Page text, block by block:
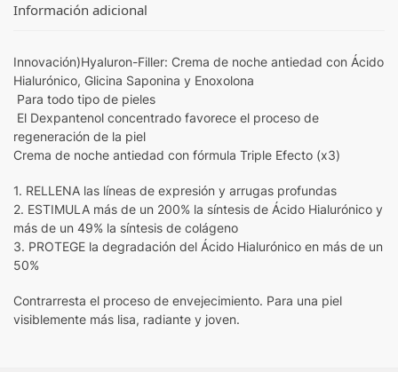
Información adicional
Innovación)Hyaluron-Filler: Crema de noche antiedad con Ácido
Hialurónico, Glicina Saponina y Enoxolona
Para todo tipo de pieles
El Dexpantenol concentrado favorece el proceso de
regeneración de la piel
Crema de noche antiedad con fórmula Triple Efecto (x3)
1. RELLENA las líneas de expresión y arrugas profundas
2. ESTIMULA más de un 200% la síntesis de Ácido Hialurónico y
más de un 49% la síntesis de colágeno
3. PROTEGE la degradación del Ácido Hialurónico en más de un
50%
Contrarresta el proceso de envejecimiento. Para una piel
visiblemente más lisa, radiante y joven.